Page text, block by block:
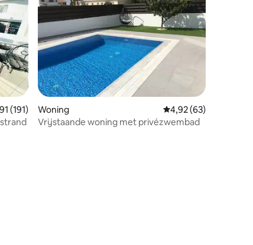
beoordeling van 4,91 uit 5, 191 recensies
(191)
Woning Gemiddelde
4,92 (63)
Vrijstaande woning met privézwembad